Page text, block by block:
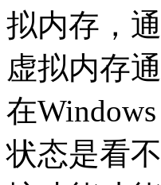
拟内存，
虚拟内存
在
状态是看